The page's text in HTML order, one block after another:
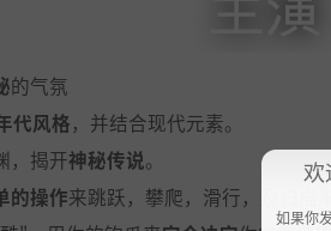
的气氛
代风格，并结合现代元素。
，揭开神秘传说。
的操作来跳跃，攀爬，滑行，及扫描来
如果你